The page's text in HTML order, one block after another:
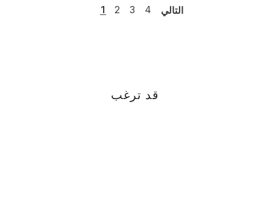
1 2 3 4 التالي
قد ترغب